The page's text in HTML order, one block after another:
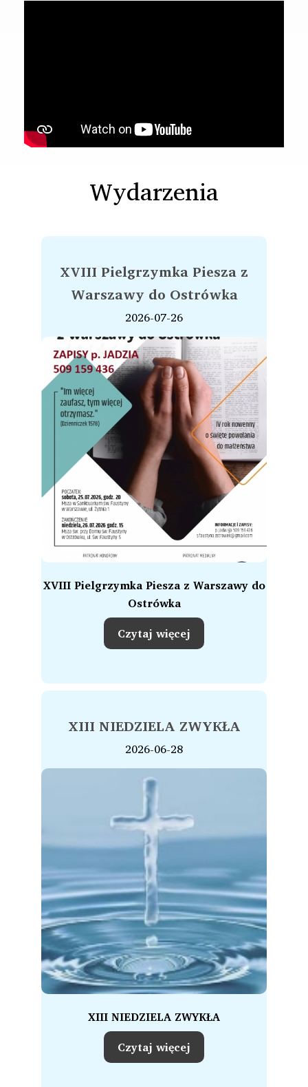
Wydarzenia
XVIII Pielgrzymka Piesza z
Warszawy do Ostrówka
2026-07-26
XVIII Pielgrzymka Piesza z Warszawy do
Ostrówka
Czytaj więcej
XIII NIEDZIELA ZWYKŁA
2026-06-28
XIII NIEDZIELA ZWYKŁA
Czytaj więcej